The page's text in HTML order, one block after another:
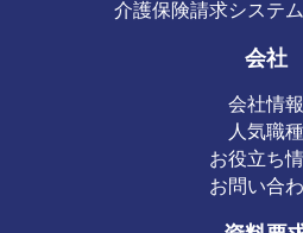
介護保険請求システ
会社
会社情報
人気職種
お役立ち
お問い合